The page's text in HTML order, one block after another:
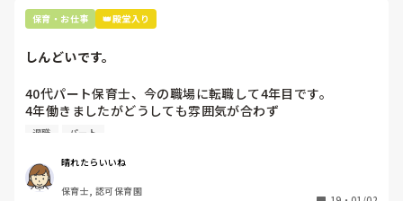
保育・お仕事 👑殿堂入り
しんどいです。
40代パート保育士、今の職場に転職して4年目です。
4年働きましたがどうしても雰囲気が合わず
退職しようと思っています。
周りの職員は、勤続10年以上から何十年という先生がほとん
どです。
保護者子どもの愚痴悪口が多く、
退職 パート
晴れたらいいね
保育士, 認可保育園